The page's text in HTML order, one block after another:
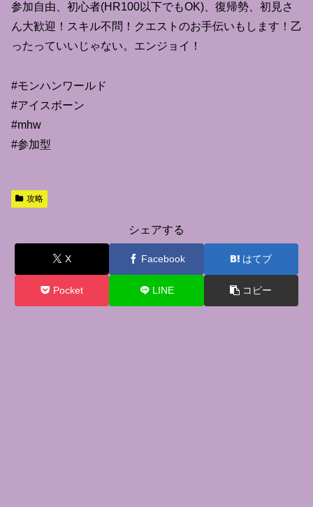
参加自由、初心者(HR100以下でもOK)、復帰勢、初見さ
ん大歓迎！スキル不問！クエストのお手伝いもします！乙
ったっていいじゃない。エンジョイ！
#モンハンワールド
#アイスボーン
#mhw
#参加型
攻略
シェアする
X Facebook はてブ
Pocket LINE コピー